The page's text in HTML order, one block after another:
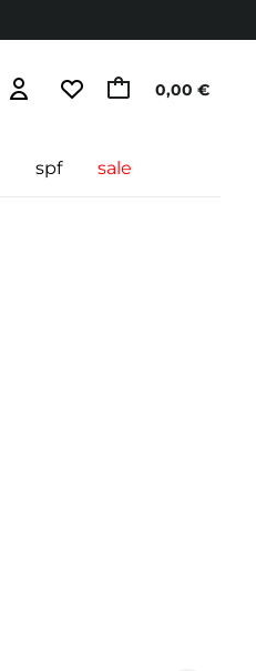
0,00 €
spf sale